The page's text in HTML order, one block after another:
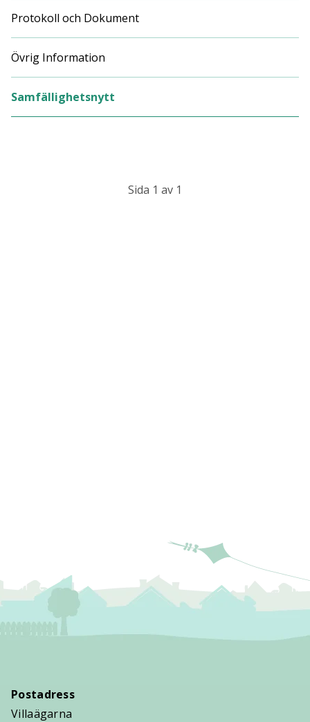
Protokoll och Dokument
Övrig Information
Samfällighetsnytt
Sida 1 av 1
Postadress
Villaägarna